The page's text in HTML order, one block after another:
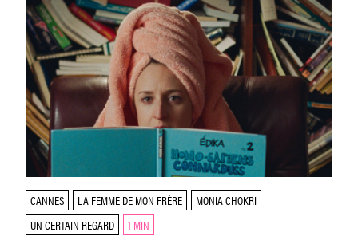
CANNES LA FEMME DE MON FRÈRE
MONIA CHOKRI
UN CERTAIN REGARD
1 MIN